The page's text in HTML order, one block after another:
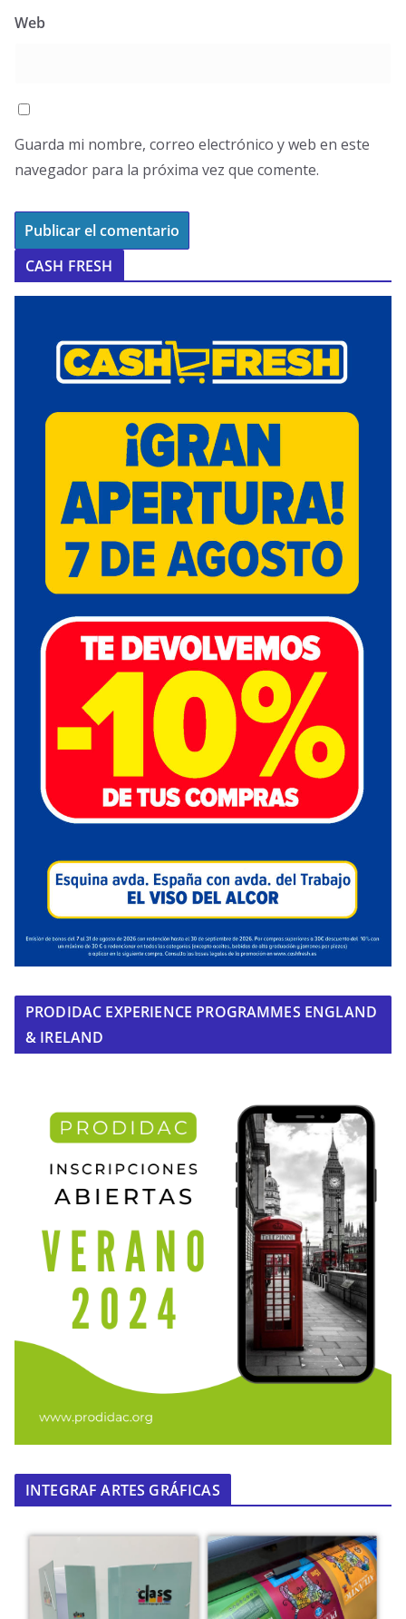
Web
Guarda mi nombre, correo electrónico y web en este
navegador para la próxima vez que comente.
CASH FRESH
PRODIDAC EXPERIENCE PROGRAMMES ENGLAND
& IRELAND
INTEGRAF ARTES GRÁFICAS